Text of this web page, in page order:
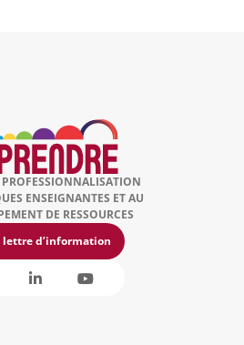
ENSEIGNANTES ET AU
DE RESSOURCES
lettre d’information